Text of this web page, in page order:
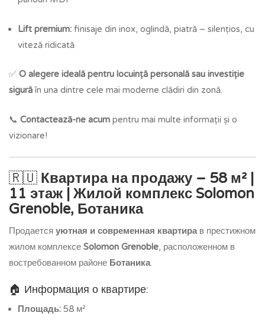
Lift premium: finisaje din inox, oglindă, piatră – silențios, cu
viteză ridicată
✅ O alegere ideală pentru locuință personală sau investiție
sigurăîn una dintre cele mai moderne clădiri din zonă.
📞 Contactează-ne acum pentru mai multe informații și o
vizionare!
🇷🇺 Квартира на продажу – 58 м² |
11 этаж | Жилой комплекс Solomon
Grenoble, Ботаника
Продается уютная и современная квартира в престижном
жилом комплексе Solomon Grenoble , расположенном в
востребованном районе Ботаника.
🏠 Информация о квартире:
Площадь: 58 м²